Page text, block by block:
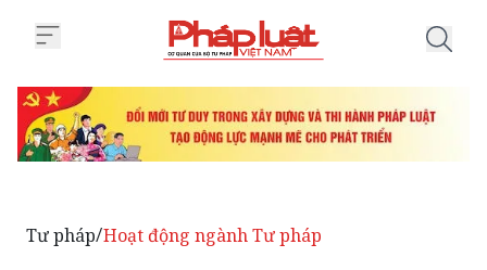
Tư pháp/Hoạt động ngành Tư pháp